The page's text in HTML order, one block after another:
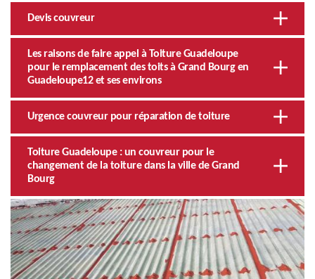
Devis couvreur
Les raisons de faire appel à Toiture Guadeloupe
pour le remplacement des toits à Grand Bourg en
Guadeloupe12 et ses environs
Urgence couvreur pour réparation de toiture
Toiture Guadeloupe : un couvreur pour le
changement de la toiture dans la ville de Grand
Bourg